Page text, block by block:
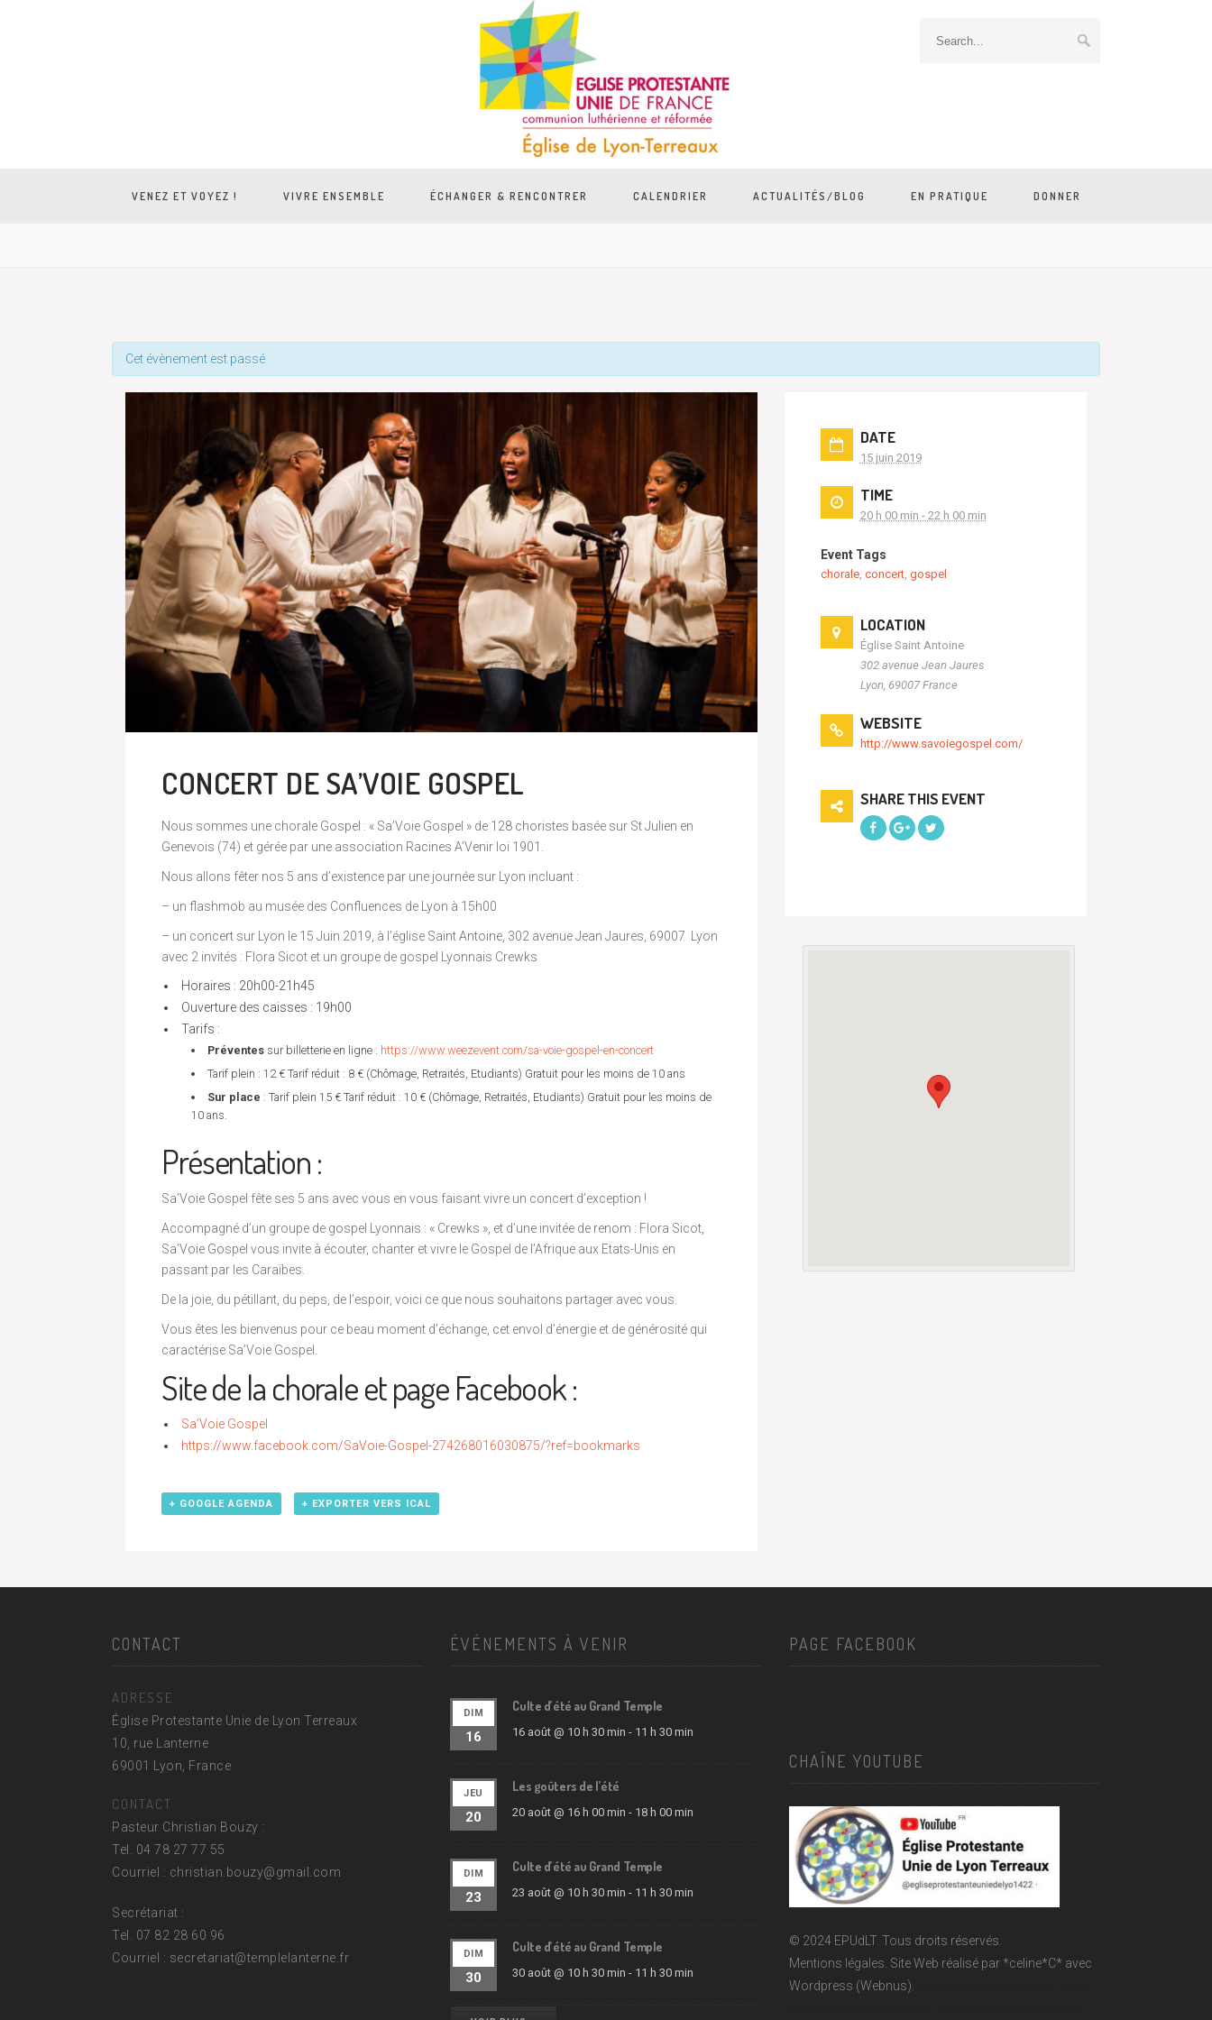
VENEZ ET VOYEZ ! VIVRE ENSEMBLE ÉCHANGER & RENCONTRER CALENDRIER ACTUALITÉS/BLOG EN PRATIQUE DONNER
Cet évènement est passé
CONCERT DE SA’VOIE GOSPEL
Nous sommes une chorale Gospel : « Sa’Voie Gospel » de 128 choristes basée sur St Julien en
Genevois (74) et gérée par une association Racines A’Venir loi 1901.
Nous allons fêter nos 5 ans d’existence par une journée sur Lyon incluant :
– un flashmob au musée des Confluences de Lyon à 15h00
– un concert sur Lyon le 15 Juin 2019, à l’église Saint Antoine, 302 avenue Jean Jaures, 69007 Lyon
avec 2 invités : Flora Sicot et un groupe de gospel Lyonnais Crewks
Horaires : 20h00-21h45
Ouverture des caisses : 19h00
Tarifs :
Préventessur billetterie en ligne : https://www.weezevent.com/sa-voie-gospel-en-concert
Tarif plein : 12 € Tarif réduit : 8 € (Chômage, Retraités, Etudiants) Gratuit pour les moins de 10 ans
Sur place : Tarif plein 15 € Tarif réduit : 10 € (Chômage, Retraités, Etudiants) Gratuit pour les moins de
10 ans.
Présentation :
Sa’Voie Gospel fête ses 5 ans avec vous en vous faisant vivre un concert d’exception !
Accompagné d’un groupe de gospel Lyonnais : « Crewks », et d’une invitée de renom : Flora Sicot,
Sa’Voie Gospel vous invite à écouter, chanter et vivre le Gospel de l’Afrique aux Etats-Unis en
passant par les Caraïbes.
De la joie, du pétillant, du peps, de l’espoir, voici ce que nous souhaitons partager avec vous.
Vous êtes les bienvenus pour ce beau moment d’échange, cet envol d’énergie et de générosité qui
caractérise Sa’Voie Gospel.
Site de la chorale et page Facebook :
Sa’Voie Gospel
https://www.facebook.com/SaVoie-Gospel-274268016030875/?ref=bookmarks
+ GOOGLE AGENDA + EXPORTER VERS ICAL
DATE
15 juin 2019
TIME
20 h 00 min - 22 h 00 min
Event Tags
chorale, concert, gospel
LOCATION
Église Saint Antoine
302 avenue Jean Jaures
Lyon, 69007 France
WEBSITE
http://www.savoiegospel.com/
SHARE THIS EVENT
CONTACT
ADRESSE
Église Protestante Unie de Lyon Terreaux
10, rue Lanterne
69001 Lyon, France
CONTACT
Pasteur Christian Bouzy :
Tel. 04 78 27 77 55
Courriel : christian.bouzy@gmail.com
Secrétariat :
Tel. 07 82 28 60 96
Courriel : secretariat@templelanterne.fr
ÉVÉNEMENTS À VENIR
DIM
16
Culte d’été au Grand Temple
16 août @ 10 h 30 min - 11 h 30 min
JEU
20
Les goûters de l’été
20 août @ 16 h 00 min - 18 h 00 min
DIM
23
Culte d’été au Grand Temple
23 août @ 10 h 30 min - 11 h 30 min
DIM
30
Culte d’été au Grand Temple
30 août @ 10 h 30 min - 11 h 30 min
PAGE FACEBOOK
CHAÎNE YOUTUBE
© 2024 EPUdLT. Tous droits réservés.
Mentions légales. Site Web réalisé par *celine*C* avec
Wordpress (Webnus).